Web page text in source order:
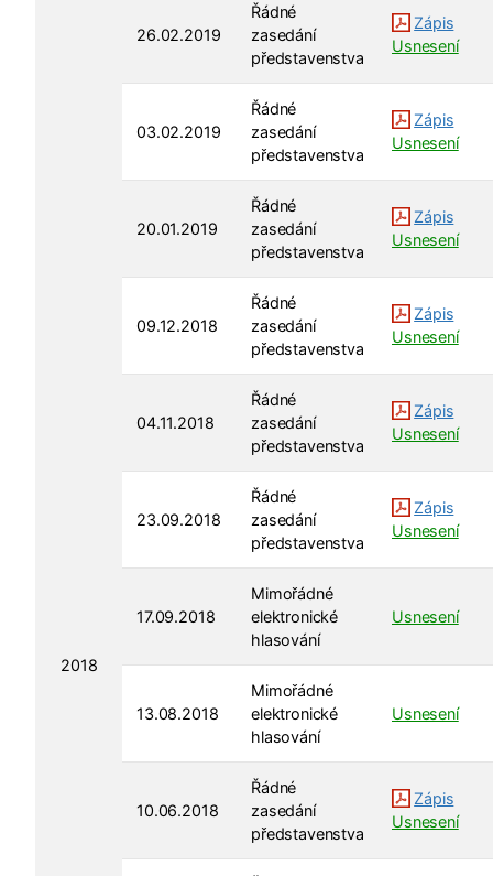
2018
26.02.2019
Řádné
zasedání
představenstva
Zápis
Usnesení
03.02.2019
Řádné
zasedání
představenstva
Zápis
Usnesení
20.01.2019
Řádné
zasedání
představenstva
Zápis
Usnesení
09.12.2018
Řádné
zasedání
představenstva
Zápis
Usnesení
04.11.2018
Řádné
zasedání
představenstva
Zápis
Usnesení
23.09.2018
Řádné
zasedání
představenstva
Zápis
Usnesení
17.09.2018
Mimořádné
elektronické
hlasování
Usnesení
13.08.2018
Mimořádné
elektronické
hlasování
Usnesení
10.06.2018
Řádné
zasedání
představenstva
Zápis
Usnesení